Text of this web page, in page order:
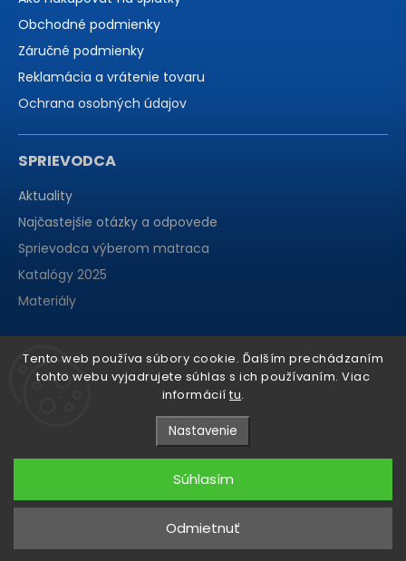
Tento web používa súbory cookie. Ďalším prechádzaním
tohto webu vyjadrujete súhlas s ich používaním. Viac
informácií tu.
Nastavenie
Odmietnuť
Súhlasím
Obchodné podmienky
Záručné podmienky
Reklamácia a vrátenie tovaru
Ochrana osobných údajov
SPRIEVODCA
Aktuality
Najčastejšie otázky a odpovede
Sprievodca výberom matraca
Katalógy 2025
Materiály
Copyright 2026matraCentrum. Všetky práva vyhradené.
Grafický návrh vytvořil a nakódoval